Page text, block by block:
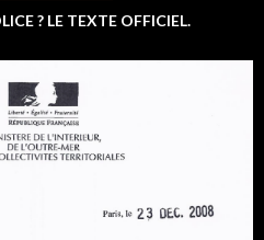
? LE TEXTE OFFICIEL.